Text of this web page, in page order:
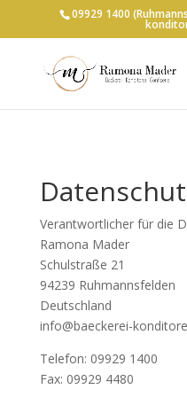
09929 1400
Verantwortlicher für die
Ramona Mader
Schulstraße 21
94239 Ruhmannsfelden
Deutschland
info@baeckerei-
Telefon: 09929 1400
Fax: 09929 4480